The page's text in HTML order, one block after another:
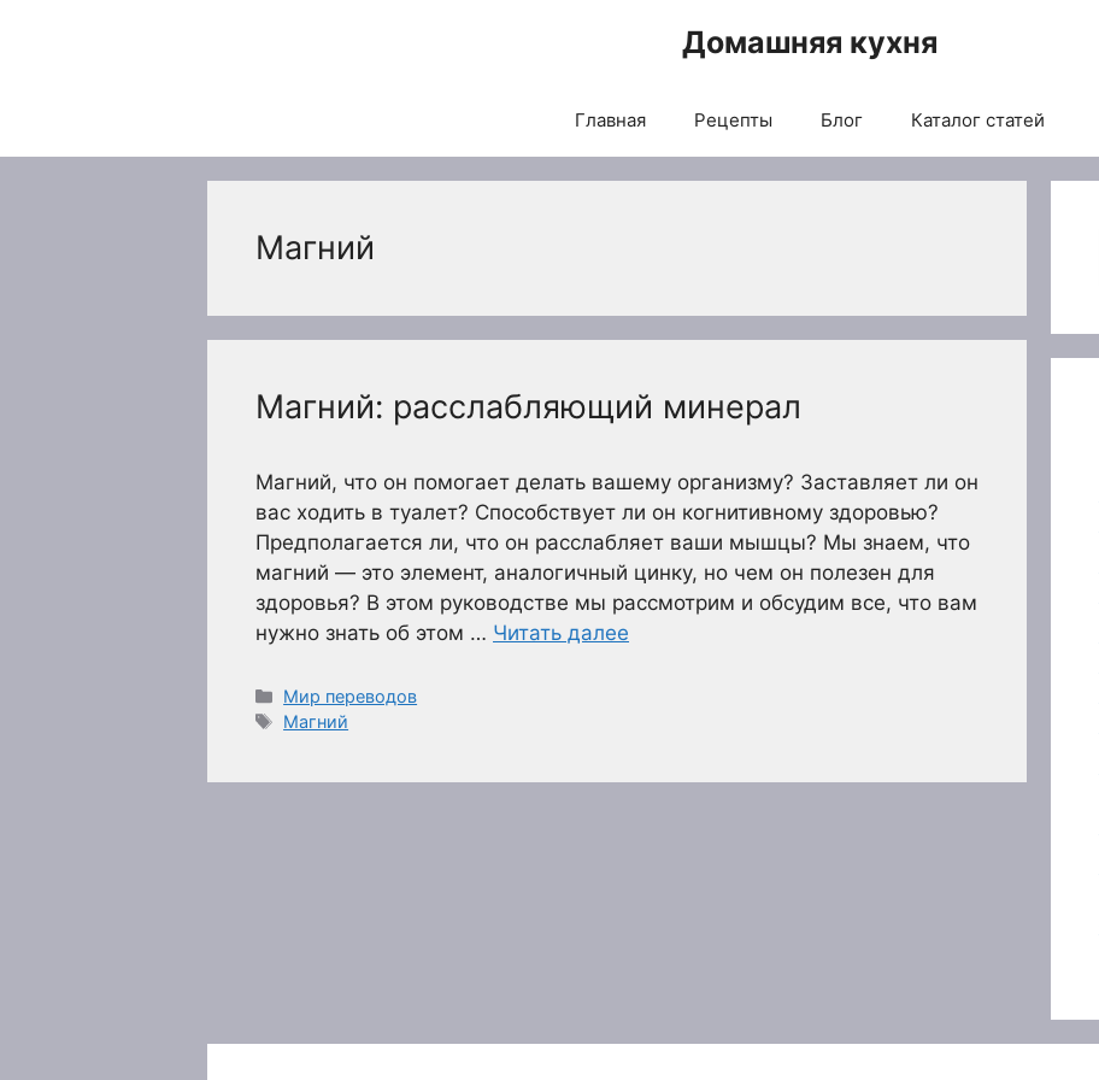
Домашняя кухня
Главная Рецепты Блог Каталог статей
Магний
Магний: расслабляющий минерал
Магний, что он помогает делать вашему организму? Заставляет ли он
вас ходить в туалет? Способствует ли он когнитивному здоровью?
Предполагается ли, что он расслабляет ваши мышцы? Мы знаем, что
магний — это элемент, аналогичный цинку, но чем он полезен для
здоровья? В этом руководстве мы рассмотрим и обсудим все, что вам
нужно знать об этом … Читать далее
Рубрики
Мир переводов
Метки
Магний